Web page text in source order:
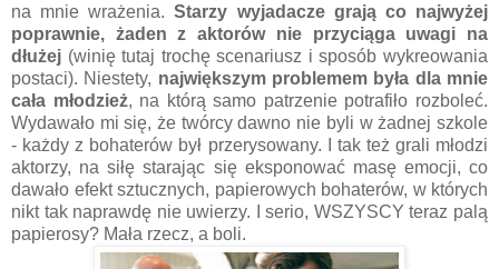
na mnie wrażenia.Starzy wyjadacze grają co najwyżej
poprawnie, żaden z aktorów nie przyciąga uwagi na
dłużej (winię tutaj trochę scenariusz i sposób wykreowania
postaci). Niestety, największym problemem była dla mnie
cała młodzież, na którą samo patrzenie potrafiło rozboleć.
Wydawało mi się, że twórcy dawno nie byli w żadnej szkole
- każdy z bohaterów był przerysowany. I tak też grali młodzi
aktorzy, na siłę starając się eksponować masę emocji, co
dawało efekt sztucznych, papierowych bohaterów, w których
nikt tak naprawdę nie uwierzy. I serio, WSZYSCY teraz palą
papierosy? Mała rzecz, a boli.